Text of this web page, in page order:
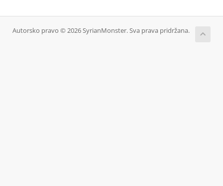
Autorsko pravo © 2026 SyrianMonster. Sva prava pridržana.